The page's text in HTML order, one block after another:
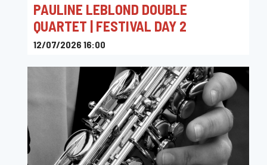
PAULINE LEBLOND DOUBLE
QUARTET | FESTIVAL DAY 2
12/07/2026 16:00